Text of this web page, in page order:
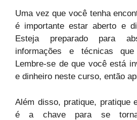
Uma vez que você tenha
é importante estar aberto e
Esteja preparado para
informações e técnicas
Lembre-se de que você está
e dinheiro neste curso, então
Além disso, pratique, pratique
é a chave para se